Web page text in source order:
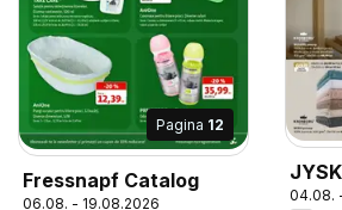
Pagina 12
Fressnapf Catalog
06.08. - 19.08.2026
04.08.